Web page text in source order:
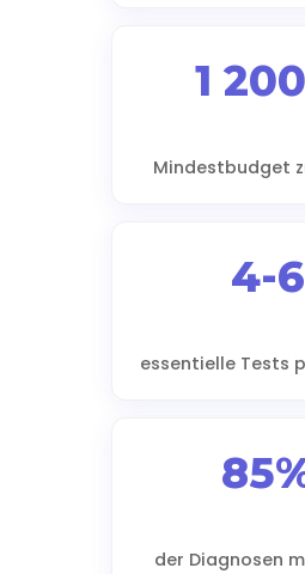
1
Mindestbudget
4-6
essentielle Tests
der Diagnosen